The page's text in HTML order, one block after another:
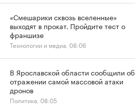
«Смешарики сквозь вселенные»
выходят в прокат. Пройдите тест о
франшизе
Технологии и медиа, 08:06
В Ярославской области сообщили об
отражении самой массовой атаки
дронов
Политика, 08:05